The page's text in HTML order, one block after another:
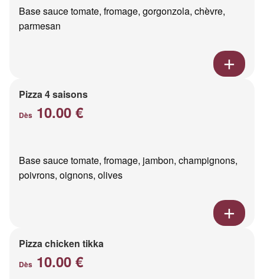
Base sauce tomate, fromage, gorgonzola, chèvre,
parmesan
Pizza 4 saisons
Dès 10.00 €
Base sauce tomate, fromage, jambon, champignons,
poivrons, oignons, olives
Pizza chicken tikka
Dès 10.00 €